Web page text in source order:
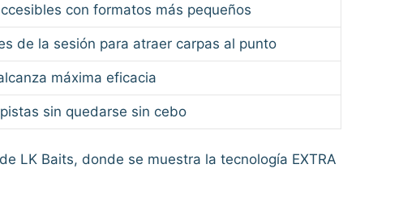
con formatos más pequeños
de la sesión para atraer carpas al punto
máxima eficacia
sin quedarse sin cebo
LK Baits, donde se muestra la tecnología EXTRA